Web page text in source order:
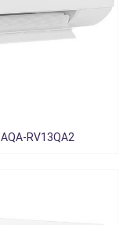
RV13QA2